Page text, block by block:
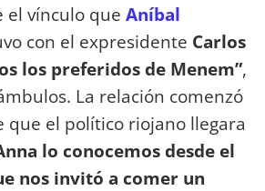
el vínculo que Aníbal
con el expresidente Carlos
los preferidos de Menem”,
La relación comenzó
que el político riojano llegara
lo conocemos desde el
nos invitó a comer un